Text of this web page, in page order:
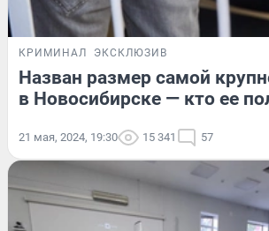
КРИМИНАЛ ЭКСКЛЮЗИВ
Назван размер самой
в Новосибирске — кто ее
21 мая, 2024, 19:30 15 341 57